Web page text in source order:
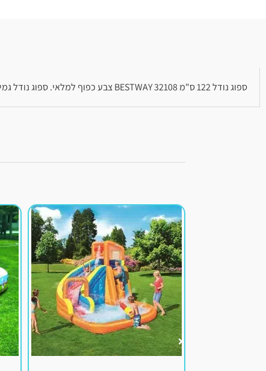
ספוג נודל 122 ס"מ 32108 BESTWAY צבע כפוף למלאי. ספוג נודל גמיש, ניתן לכופף לצורות שונות. מידות: 122X6.5 ס"מ